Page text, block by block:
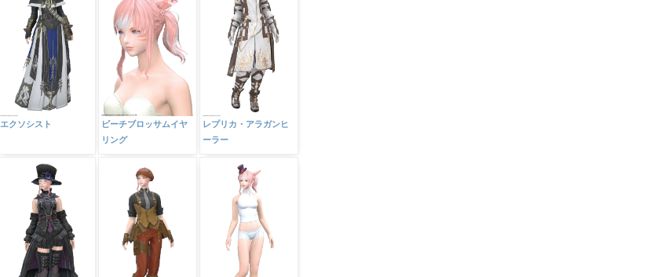
エクソシスト
ピーチブロッサムイヤ
リング
レプリカ・アラガンヒ
ーラー